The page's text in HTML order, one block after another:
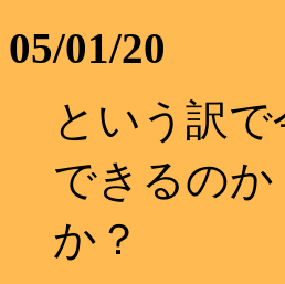
05/01/20
という訳
できるの
か？